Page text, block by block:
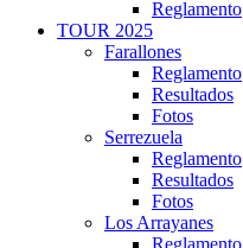
Reglamento
TOUR 2025
Farallones
Reglamento
Resultados
Fotos
Serrezuela
Reglamento
Resultados
Fotos
Los Arrayanes
Reglamento